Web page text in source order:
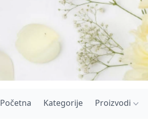
Početna Kategorije Proizvodi